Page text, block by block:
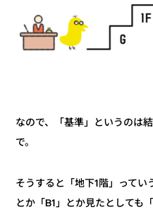
なので、「基準」というのは
で。
そうすると「地下1階」ってい
とか「B1」とか見たとしても